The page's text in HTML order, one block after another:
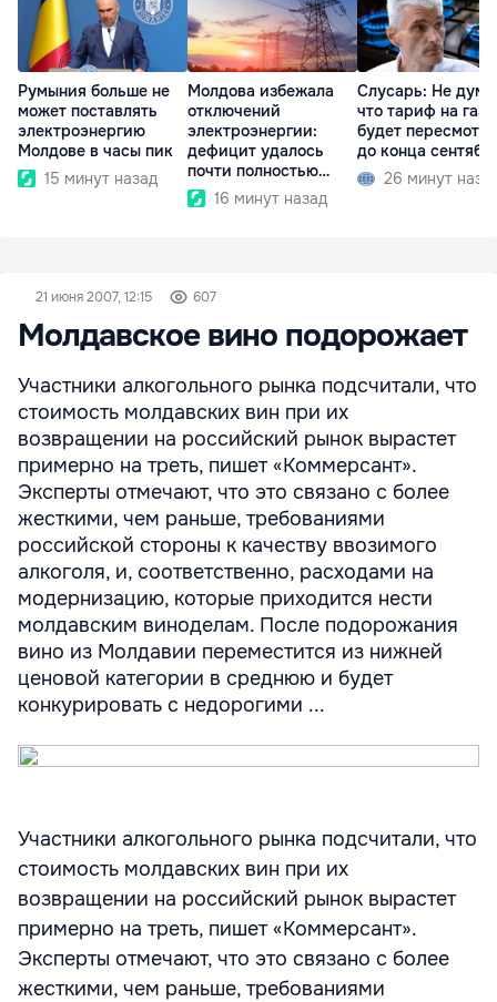
Румыния больше не
может поставлять
электроэнергию
Молдове в часы пик
15 минут назад
Молдова избежала
отключений
электроэнергии:
дефицит удалось
почти полностью
покрыть
16 минут назад
Слусарь: Не
что тариф на газ
будет
до конца
26 минут
21 июня 2007, 12:15 607
Молдавское вино подорожает
Участники алкогольного рынка подсчитали, что
стоимость молдавских вин при их
возвращении на российский рынок вырастет
примерно на треть, пишет «Коммерсант».
Эксперты отмечают, что это связано с более
жесткими, чем раньше, требованиями
российской стороны к качеству ввозимого
алкоголя, и, соответственно, расходами на
модернизацию, которые приходится нести
молдавским виноделам. После подорожания
вино из Молдавии переместится из нижней
ценовой категории в среднюю и будет
конкурировать с недорогими ...
Участники алкогольного рынка подсчитали, что
стоимость молдавских вин при их
возвращении на российский рынок вырастет
примерно на треть, пишет «Коммерсант».
Эксперты отмечают, что это связано с более
жесткими, чем раньше, требованиями